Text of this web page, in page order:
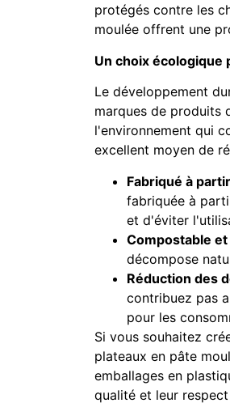
protégés contre les
moulée offrent une
Un choix écologique
Le développement
marques de produits
l'environnement qui
excellent moyen de
Fabriqué à
fabriquée à
et d'éviter
Compostable
décompose
Réduction des
contribuez pas
pour les
Si vous souhaitez
plateaux en pâte
emballages en
qualité et leur